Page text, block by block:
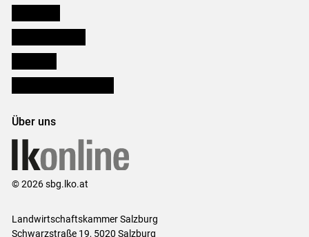
Über uns
© 2026 sbg.lko.at
Landwirtschaftskammer Salzburg
Schwarzstraße 19, 5020 Salzburg